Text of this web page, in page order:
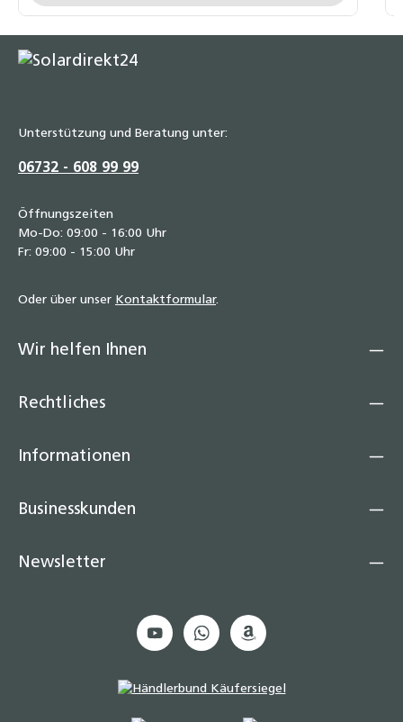
Unterstützung und Beratung unter:
06732 - 608 99 99
Öffnungszeiten
Mo-Do: 09:00 - 16:00 Uhr
Fr: 09:00 - 15:00 Uhr
Oder über unser Kontaktformular.
Wir helfen Ihnen
Rechtliches
Informationen
Businesskunden
Newsletter